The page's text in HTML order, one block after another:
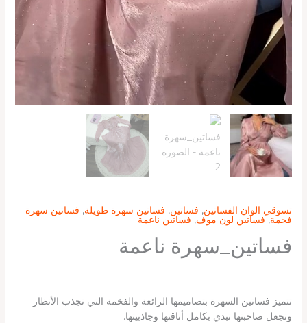
تسوقي الوان الفساتين, فساتين, فساتين سهرة طويلة, فساتين سهرة
فخمة,فساتين لون موف, فساتين ناعمة
فساتين_سهرة ناعمة
تتميز فساتين السهرة بتصاميمها الرائعة والفخمة التي تجذب الأنظار
وتجعل صاحبتها تبدي بكامل أناقتها وجاذبيتها.